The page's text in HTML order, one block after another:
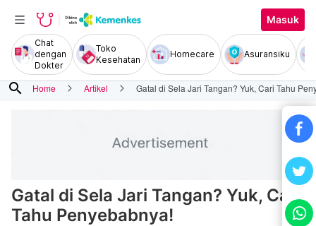
Masuk
Chat
dengan
Dokter
Toko
Kesehatan
Homecare Asuransiku
search Home Artikel Gatal di Sela Jari Tangan? Yuk, Cari Tahu
Gatal di Sela Jari Tangan? Yuk, Cari
Tahu Penyebabnya!